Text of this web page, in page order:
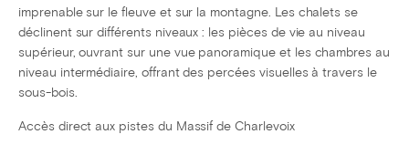
imprenable sur le fleuve et sur la montagne. Les chalets se
déclinent sur différents niveaux : les pièces de vie au niveau
supérieur, ouvrant sur une vue panoramique et les chambres au
niveau intermédiaire, offrant des percées visuelles à travers le
sous-bois.
Accès direct aux pistes du Massif de Charlevoix